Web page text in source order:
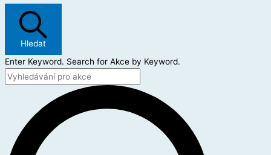
Hledat
Enter Keyword. Search for Akce by Keyword.